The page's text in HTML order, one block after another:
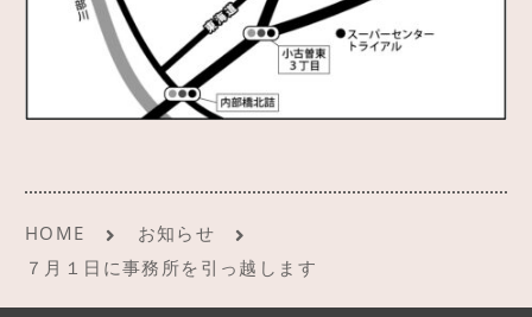
HOME
お知らせ
７月１日に事務所を引っ越します